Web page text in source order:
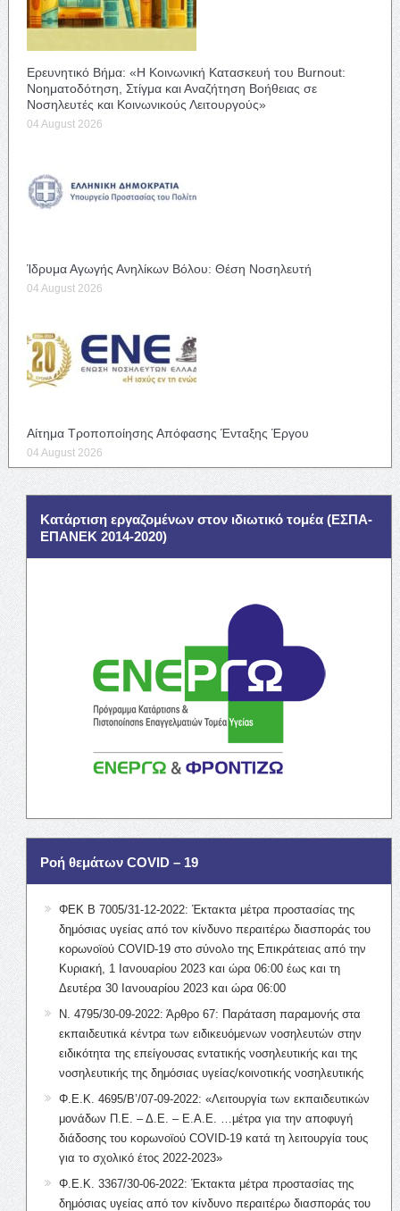
Ερευνητικό Βήμα: «Η Κοινωνική Κατασκευή του Burnout:
Νοηματοδότηση, Στίγμα και Αναζήτηση Βοήθειας σε
Νοσηλευτές και Κοινωνικούς Λειτουργούς»
04 August 2026
Ίδρυμα Αγωγής Ανηλίκων Βόλου: Θέση Νοσηλευτή
04 August 2026
Αίτημα Τροποποίησης Απόφασης Ένταξης Έργου
04 August 2026
Κατάρτιση εργαζομένων στον ιδιωτικό τομέα (ΕΣΠΑ-
ΕΠΑΝΕΚ 2014-2020)
Ροή θεμάτων COVID – 19
ΦΕΚ Β 7005/31-12-2022: Έκτακτα μέτρα προστασίας της
δημόσιας υγείας από τον κίνδυνο περαιτέρω διασποράς του
κορωνοϊού COVID-19 στο σύνολο της Επικράτειας από την
Κυριακή, 1 Ιανουαρίου 2023 και ώρα 06:00 έως και τη
Δευτέρα 30 Ιανουαρίου 2023 και ώρα 06:00
Ν. 4795/30-09-2022: Άρθρο 67: Παράταση παραμονής στα
εκπαιδευτικά κέντρα των ειδικευόμενων νοσηλευτών στην
ειδικότητα της επείγουσας εντατικής νοσηλευτικής και της
νοσηλευτικής της δημόσιας υγείας/κοινοτικής νοσηλευτικής
Φ.Ε.Κ. 4695/Β’/07-09-2022: «Λειτουργία των εκπαιδευτικών
μονάδων Π.Ε. – Δ.Ε. – Ε.Α.Ε. …μέτρα για την αποφυγή
διάδοσης του κορωνοϊού COVID-19 κατά τη λειτουργία τους
για το σχολικό έτος 2022-2023»
Φ.Ε.Κ. 3367/30-06-2022: Έκτακτα μέτρα προστασίας της
δημόσιας υγείας από τον κίνδυνο περαιτέρω διασποράς του